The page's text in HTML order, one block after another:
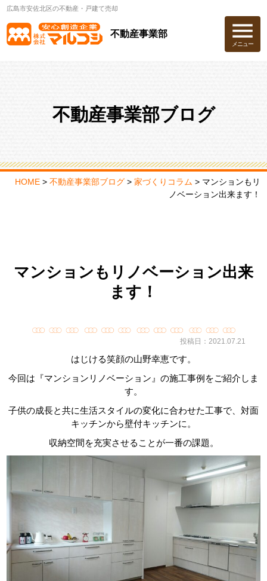
広島市安佐北区の不動産・戸建て売却
不動産事業部
メニュー
不動産事業部ブログ
HOME> 不動産事業部ブログ> 家づくりコラム > マンションもリ
ノベーション出来ます！
マンションもリノベーション出来
ます！
投稿日：2021.07.21
はじける笑顔の山野幸恵です。
今回は『マンションリノベーション』の施工事例をご紹介しま
す。
子供の成長と共に生活スタイルの変化に合わせた工事で、対面
キッチンから壁付キッチンに。
収納空間を充実させることが一番の課題。